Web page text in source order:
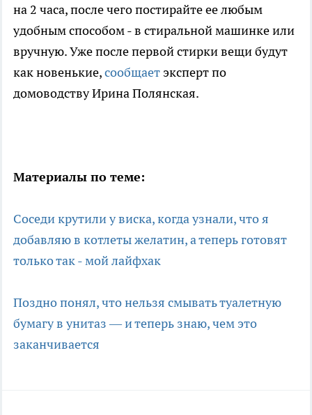
на 2 часа, после чего постирайте ее любым
удобным способом - в стиральной машинке или
вручную. Уже после первой стирки вещи будут
как новенькие,сообщает эксперт по
домоводству Ирина Полянская.
Материалы по теме:
Соседи крутили у виска, когда узнали, что я
добавляю в котлеты желатин, а теперь готовят
только так - мой лайфхак
Поздно понял, что нельзя смывать туалетную
бумагу в унитаз — и теперь знаю, чем это
заканчивается